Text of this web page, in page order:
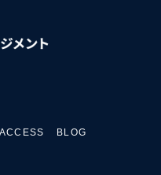
ACCESS
BLOG